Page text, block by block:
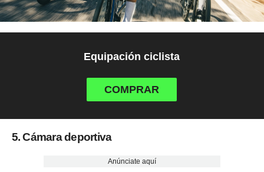
Equipación ciclista
COMPRAR
5. Cámara deportiva
Anúnciate aquí